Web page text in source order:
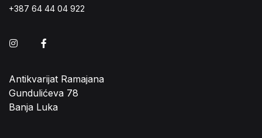
+387 64 44 04 922
Instagram
Antikvarijat Ramajana
Gundulićeva 78
Banja Luka